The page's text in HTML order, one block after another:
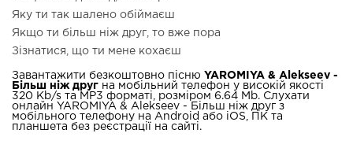
Яку ти так шалено обіймаєш
Якщо ти більш ніж друг, то вже пора
Зізнатися, що ти мене кохаєш
Завантажити безкоштовно пісню YAROMIYA & Alekseev -
Більш ніж друг на мобільний телефон у високій якості
320 Kb/s та MP3 форматі, розміром 6.64 Mb. Слухати
онлайн YAROMIYA & Alekseev - Більш ніж друг з
мобільного телефону на Android або iOS, ПК та
планшета без реєстрації на сайті.